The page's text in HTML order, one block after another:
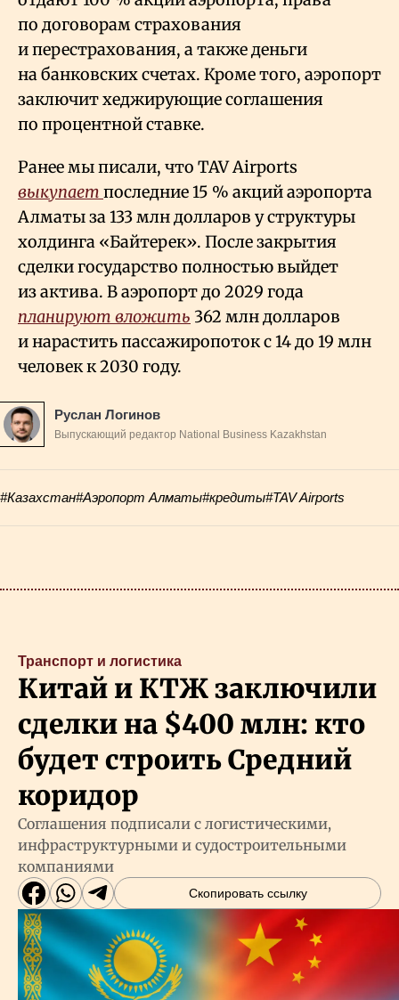
по договорам страхования
и перестрахования, а также деньги
на банковских счетах. Кроме того, аэропорт
заключит хеджирующие соглашения
по процентной ставке.
Ранее мы писали, что TAV Airports
выкупает последние 15 % акций аэропорта
Алматы за 133 млн долларов у структуры
холдинга «Байтерек». После закрытия
сделки государство полностью выйдет
из актива. В аэропорт до 2029 года
планируют вложить 362 млн долларов
и нарастить пассажиропоток с 14 до 19 млн
человек к 2030 году.
Руслан Логинов
Выпускающий редактор National Business Kazakhstan
#Казахстан#Аэропорт Алматы#кредиты#TAV Airports
Транспорт и логистика
Китай и КТЖ заключили
сделки на $400 млн: кто
будет строить Средний
коридор
Соглашения подписали с логистическими,
инфраструктурными и судостроительными
компаниями
Скопировать ссылку